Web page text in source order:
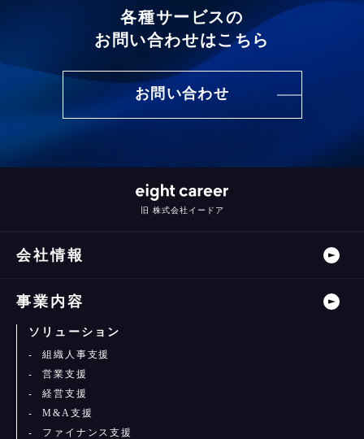
各種サービスの
お問い合わせはこちら
お問い合わせ
旧 株式会社イードア
会社情報
事業内容
ソリューション
組織人事支援
営業支援
経営支援
M&A支援
ファイナンス支援